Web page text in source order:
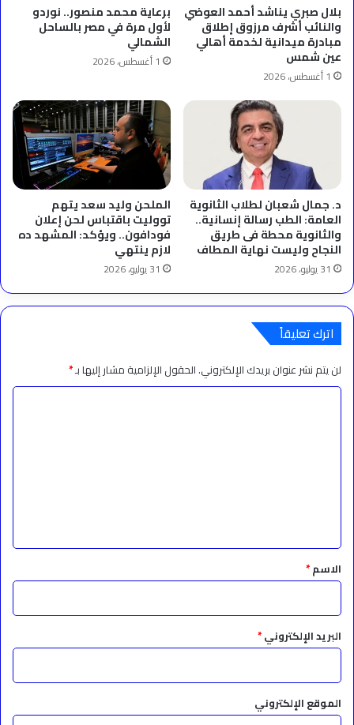
بلال صبري يناشد أحمد العوضي
والنائب أشرف مرزوق إطلاق
مبادرة ميدانية لخدمة أهالي
عين شمس
1 أغسطس، 2026
برعاية محمد منصور.. نوردو
لأول مرة في مصر بالساحل
الشمالي
1 أغسطس، 2026
د. جمال شعبان لطلاب الثانوية
العامة: الطب رسالة إنسانية..
والثانوية محطة فى طريق
النجاح وليست نهاية المطاف
31 يوليو، 2026
الملحن وليد سعد يتهم
تووليت باقتباس لحن إعلان
فودافون.. ويؤكد: المشهد ده
لازم ينتهي
31 يوليو، 2026
اترك تعليقاً
لن يتم نشر عنوان بريدك الإلكتروني.الحقول الإلزامية مشار إليها بـ*
*الاسم*
البريد الإلكتروني*
الموقع الإلكتروني